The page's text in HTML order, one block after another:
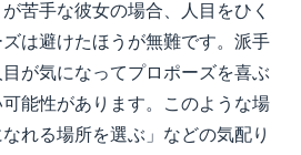
苦手な彼女の場合、人目をひく
は避けたほうが無難です。派手
が気になってプロポーズを喜ぶ
能性があります。このような場
れる場所を選ぶ」などの気配り